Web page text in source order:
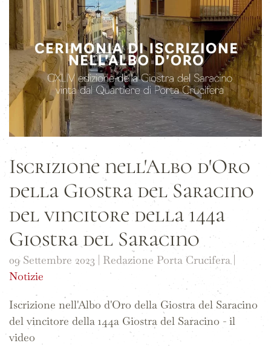
Iscrizione nell'Albo d'Oro
della Giostra del Saracino
del vincitore della 144a
Giostra del Saracino
09 Settembre 2023 | Redazione Porta Crucifera |
Notizie
Iscrizione nell'Albo d'Oro della Giostra del Saracino
del vincitore della 144a Giostra del Saracino - il
video